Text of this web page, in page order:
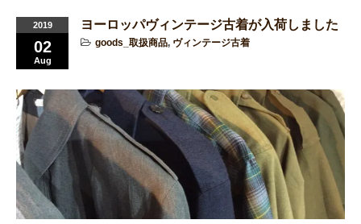
2019
02
Aug
ヨーロッパヴィンテージ古着が入荷しました
goods_取扱商品, ヴィンテージ古着